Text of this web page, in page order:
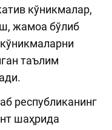
кўникмалар,
жамоа бўлиб
таълим
республиканинг
шаҳрида